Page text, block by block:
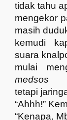
tidak tahu
mengekor
masih
kemudi
suara
mulai
medsos
tetapi
“Ahhh!”
“Kenapa,